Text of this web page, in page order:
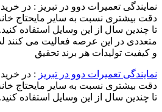
نمایندگی تعمیرات دوو در تبریز : در
دقت بیشتری نسبت به سایر مایحتاج
تا چندین سال از این وسایل استفاده
متعددی در این عرصه فعالیت می کنند
و کیفیت تولیدات هر برند تحقیق
نمایندگی تعمیرات دوو در تبریز : در
دقت بیشتری نسبت به سایر مایحتاج
تا چندین سال از این وسایل استفاده کنید.